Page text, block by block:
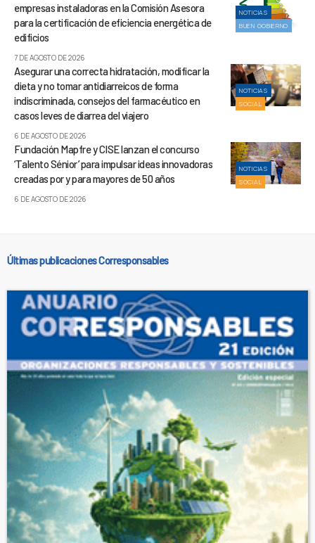
NOTICIAS
BUEN GOBIERNO
empresas instaladoras en la Comisión Asesora
para la certificación de eficiencia energética de
edificios
7 DE AGOSTO DE 2026
NOTICIAS
SOCIAL
Asegurar una correcta hidratación, modificar la
dieta y no tomar antidiarreicos de forma
indiscriminada, consejos del farmacéutico en
casos leves de diarrea del viajero
6 DE AGOSTO DE 2026
NOTICIAS
SOCIAL
Fundación Mapfre y CISE lanzan el concurso
‘Talento Sénior’ para impulsar ideas innovadoras
creadas por y para mayores de 50 años
6 DE AGOSTO DE 2026
Últimas publicaciones Corresponsables